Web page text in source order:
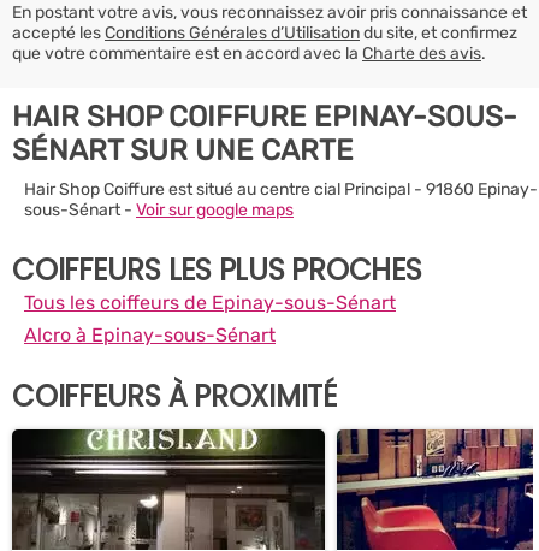
En postant votre avis, vous reconnaissez avoir pris connaissance et
accepté lesConditions Générales d’Utilisationdu site, et confirmez
que votre commentaire est en accord avec la Charte des avis.
HAIR SHOP COIFFURE EPINAY-SOUS-
SÉNART SUR UNE CARTE
Hair Shop Coiffure est situé au centre cial Principal - 91860 Epinay-
sous-Sénart - Voir sur google maps
COIFFEURS LES PLUS PROCHES
Tous les coiffeurs de Epinay-sous-Sénart
Alcro à Epinay-sous-Sénart
COIFFEURS À PROXIMITÉ